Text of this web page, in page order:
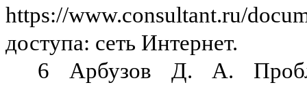
https://www.consultant.ru/
доступа: сеть Интернет.
6 Арбузов Д. А.